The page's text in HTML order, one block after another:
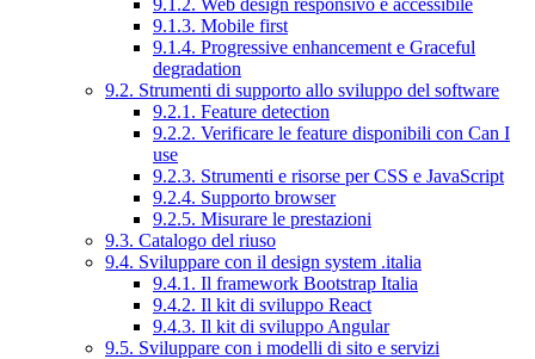
9.1.2. Web design responsivo e accessibile
9.1.3. Mobile first
9.1.4. Progressive enhancement e Graceful
degradation
9.2. Strumenti di supporto allo sviluppo del software
9.2.1. Feature detection
9.2.2. Verificare le feature disponibili con Can I
use
9.2.3. Strumenti e risorse per CSS e JavaScript
9.2.4. Supporto browser
9.2.5. Misurare le prestazioni
9.3. Catalogo del riuso
9.4. Sviluppare con il design system .italia
9.4.1. Il framework Bootstrap Italia
9.4.2. Il kit di sviluppo React
9.4.3. Il kit di sviluppo Angular
9.5. Sviluppare con i modelli di sito e servizi